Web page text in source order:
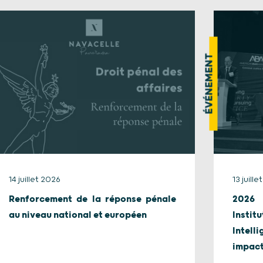
14 juillet 2026
Renforcement de la réponse pénale
au niveau national et européen
ÉVÉNEMENT
13
2026